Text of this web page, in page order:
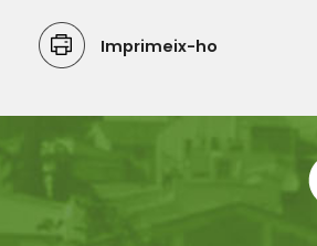
Imprimeix-ho